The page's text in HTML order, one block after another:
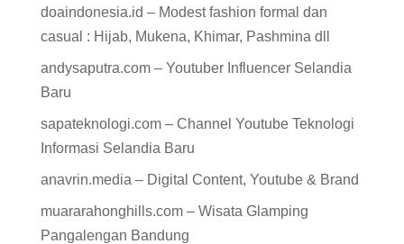
doaindonesia.id – Modest fashion formal dan
casual : Hijab, Mukena, Khimar, Pashmina dll
andysaputra.com – Youtuber Influencer Selandia
Baru
sapateknologi.com – Channel Youtube Teknologi
Informasi Selandia Baru
anavrin.media – Digital Content, Youtube & Brand
muararahonghills.com – Wisata Glamping
Pangalengan Bandung